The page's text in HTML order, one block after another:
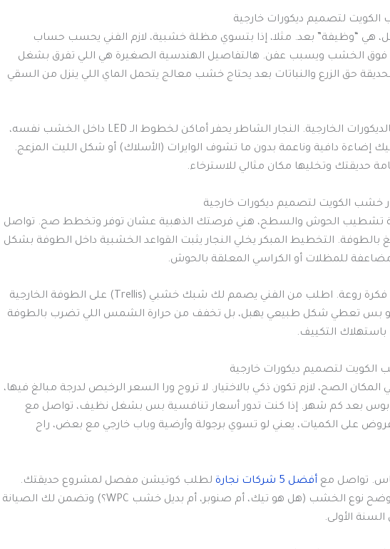
لتصميم ديكورات خارجية
هي “وظيفة” بعد. مثلا، إذا بتسوي مظلة خشبية، لازم الفني يحسب حساب
الخشب ويسبب عفن. هالتفاصيل الهندسية الصغيرة هي اللي تفرق بشغل
حق الزرع والنباتات بعد يحتاج خشب معالج يتحمل الماي اللي ينزل من السقي
الإضاءة المخفية تلعب دور سحري بالديكورات الخارجية. النجار الشاطر يحفر أماكن لخطوط الـ LED داخل الخشب نفسه،
إضاءة دافية وناعمة بدون ما تشوف الوايرات (الأسلاك) أو شكل الليت المزعج.
حديقتك وتخليها مكان مثالي للاسترخاء.
خشب الكويت لتصميم ديكورات خارجية
تشطيب الحوش والسطح، هني فرصتك الذهبية عشان توفر وتخطط صح. تواصل
التخطيط المبكر يخلي النجار يثبت القواعد الخشبية داخل الطوفة بشكل
للمظلات أو الكراسي المعلقة بالحوش.
دمج النباتات المتسلقة مع الخشب فكرة روعة. اطلب من الفني يصمم لك شبك خشبي (Trellis) على الطوفة الخارجية
مو بس تعطي شكل طبيعي يهبل، بل تخفف من حرارة الشمس اللي تضرب بالطوفة
التكييف.
لتصميم ديكورات خارجية
الصح، لازم تكون ذكي بالاختيار. لا تروح ورا السعر الرخيص لدرجة مبالغ فيها،
بعد كم شهر. إذا كنت تدور أسعار تنافسية بس بشغل نظيف، تواصل مع
عروض على الكميات، يعني لو تسوي برجولة وأرضية وباب خارجي مع بعض، راح
تواصل مع أفضل 5 شركات نجارة
لطلب كوتيشن مفصل لمشروع حديقتك.
الشركات هذي تعطيك عقد رسمي يوضح نوع الخشب (هل هو تيك، أم صنوبر، أم بديل خشب WPC؟) وتضمن لك الصيانة
الأولى.